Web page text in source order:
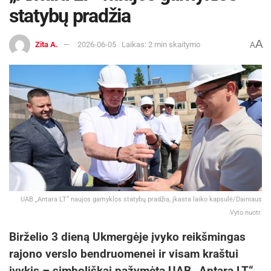
statybų pradžia
Zita A. 2026-06-05 Laikas: 2 min skaitymo AA
UAB „Antara LT“ naujos gamyklos statybų pradžia, įkasta laiko kapsulė/Dainiaus
Vyto nuotr.
Birželio 3 dieną Ukmergėje įvyko reikšmingas
rajono verslo bendruomenei ir visam kraštui